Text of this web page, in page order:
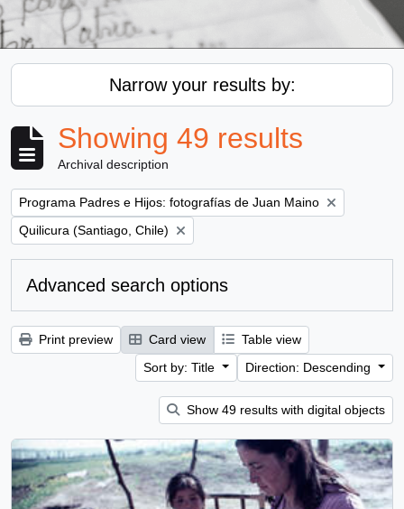
Narrow your results by:
Showing 49 results
Archival description
Remove filter:
Programa Padres e Hijos: fotografías de Juan Maino
Remove filter:
Quilicura (Santiago, Chile)
Advanced search options
Print preview Card view
Table view
Sort by: Title
Direction: Descending
Show 49 results with digital objects